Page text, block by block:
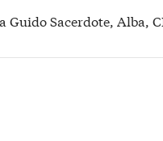
Guido Sacerdote, Alba,